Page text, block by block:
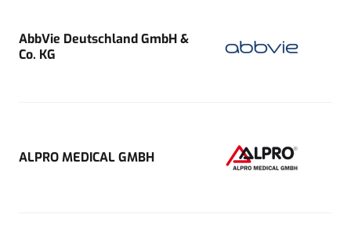
AbbVie Deutschland GmbH &
Co. KG
ALPRO MEDICAL GMBH